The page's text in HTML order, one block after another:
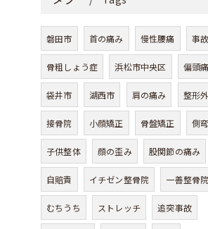
磐田市 首の痛み 慢性腰痛 事
骨粗しょう症 浜松市中央区 偏頭痛
袋井市 湖西市 肩の痛み 整形
接骨院 小顔矯正 骨盤矯正 側
子供整体 顔の歪み 股関節の痛み
自賠責 イチゼン整骨院 一善整骨院
むちうち ストレッチ 追突事故